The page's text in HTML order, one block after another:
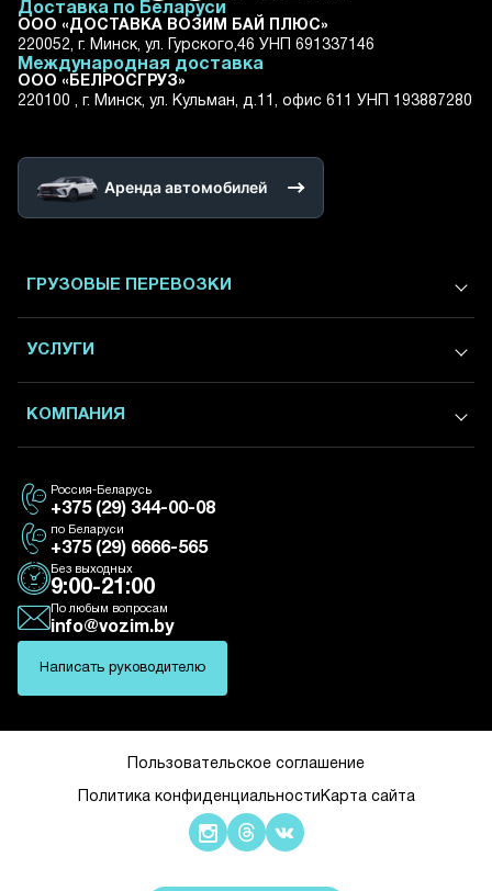
Доставка по Беларуси
ООО «ДОСТАВКА ВОЗИМ БАЙ ПЛЮС»
220052, г. Минск, ул. Гурского,46 УНП 691337146
Международная доставка
ООО «БЕЛРОСГРУЗ»
220100 , г. Минск, ул. Кульман, д.11, офис 611 УНП 193887280
Аренда автомобилей
ГРУЗОВЫЕ ПЕРЕВОЗКИ
Международные грузоперевозки
Грузоперевозки по РБ
Грузоперевозки по Минску
УСЛУГИ
Экспедирование
КОМПАНИЯ
О нас
Партнерам
Новости
Россия-Беларусь
+375 (29) 344-00-08
по Беларуси
+375 (29) 6666-565
Без выходных
9:00-21:00
По любым вопросам
info@vozim.by
Написать руководителю
Пользовательское соглашение
Политика конфиденциальности Карта сайта